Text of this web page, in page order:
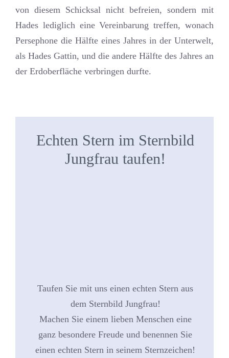
von diesem Schicksal nicht befreien, sondern mit
Hades lediglich eine Vereinbarung treffen, wonach
Persephone die Hälfte eines Jahres in der Unterwelt,
als Hades Gattin, und die andere Hälfte des Jahres an
der Erdoberfläche verbringen durfte.
Echten Stern im Sternbild
Jungfrau taufen!
Taufen Sie mit uns einen echten Stern aus
dem Sternbild Jungfrau!
Machen Sie einem lieben Menschen eine
ganz besondere Freude und benennen Sie
einen echten Stern in seinem Sternzeichen!